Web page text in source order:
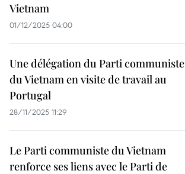
Vietnam
01/12/2025 04:00
Une délégation du Parti communiste
du Vietnam en visite de travail au
Portugal
28/11/2025 11:29
Le Parti communiste du Vietnam
renforce ses liens avec le Parti de